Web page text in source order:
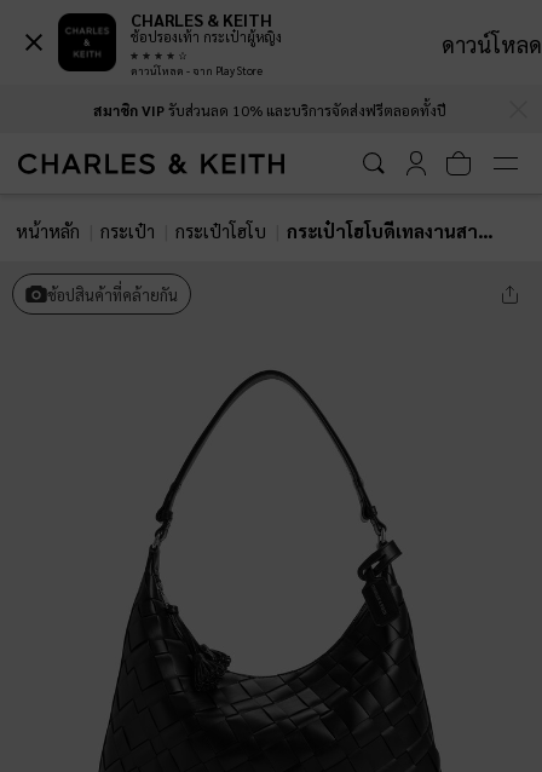
สมาชิก VIPรับส่วนลด 10% และบริการจัดส่งฟรีตลอดทั้งปี
หน้าหลัก กระเป๋า กระเป๋าโฮโบ กระเป๋าโฮโบดีเทลงานสานประดับพู่รุ่น Ivette
ช้อปสินค้าที่คล้ายกัน
CHARLES & KEITH
ช้อปรองเท้า กระเป๋าผู้หญิง
ดาวน์โหลด - จาก Play Store
ดาวน์โหลด